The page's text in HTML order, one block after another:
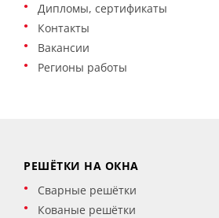
Дипломы, сертификаты
Контакты
Вакансии
Регионы работы
РЕШЁТКИ НА ОКНА
Сварные решётки
Кованые решётки